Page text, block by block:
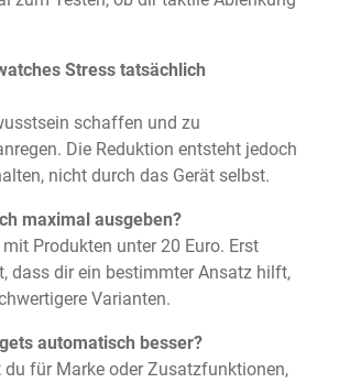
Stress tatsächlich
schaffen und zu
Die Reduktion entsteht jedoch
nicht durch das Gerät selbst.
maximal ausgeben?
Produkten unter 20 Euro. Erst
dass dir ein bestimmter Ansatz hilft,
Varianten.
automatisch besser?
du für Marke oder Zusatzfunktionen,